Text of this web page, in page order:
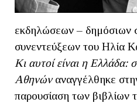
εκδηλώσεων – δημόσιων
συνεντεύξεων του Ηλία
Kι αυτοί είναι η Ελλάδα:
Αθηνώναναγγέλθηκε
παρουσίαση των βιβλίων